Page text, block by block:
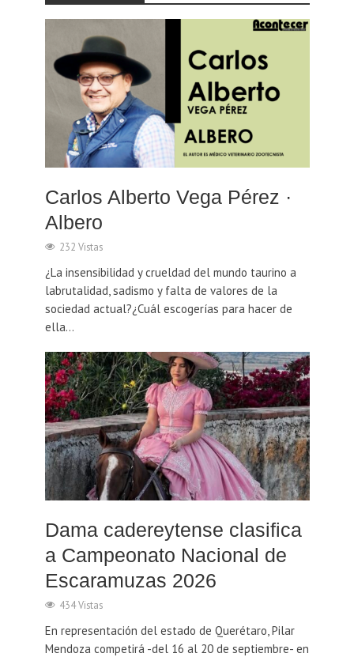
Carlos Alberto Vega Pérez ·
Albero
232 Vistas
¿La insensibilidad y crueldad del mundo taurino a
labrutalidad, sadismo y falta de valores de la
sociedad actual?¿Cuál escogerías para hacer de
ella...
Dama cadereytense clasifica
a Campeonato Nacional de
Escaramuzas 2026
434 Vistas
En representación del estado de Querétaro, Pilar
Mendoza competirá -del 16 al 20 de septiembre- en